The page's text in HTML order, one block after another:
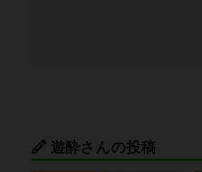
遊酔さんの投稿